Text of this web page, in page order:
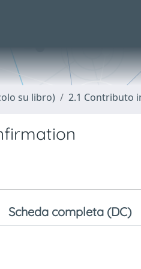
su libro) 2.1 Contributo
Scheda completa (DC)